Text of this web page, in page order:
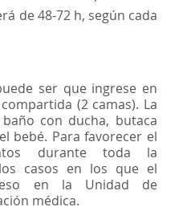
de 48-72 h, según cada
ser que ingrese en
(2 camas). La
con ducha, butaca
bebé. Para favorecer el
durante toda la
casos en los que el
en la Unidad de
médica.